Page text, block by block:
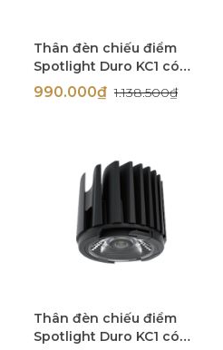
Thân đèn chiếu điểm
Spotlight Duro KC1 có
TRIAC 12W góc chiếu 10
độ Simon N0424-0419
990.000₫1.138.500₫
Thân đèn chiếu điểm
Spotlight Duro KC1 có